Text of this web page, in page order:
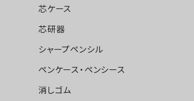
芯ケース
芯研器
シャープペンシル
ペンケース・ペンシース
消しゴム